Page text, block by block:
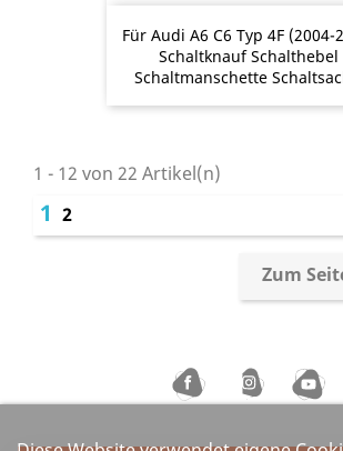
Für Audi A6 C6 Typ 4F (2004-
Schaltknauf Schalthebel
Schaltmanschette
1 - 12 von 22 Artikel(n)
1 2
Zum